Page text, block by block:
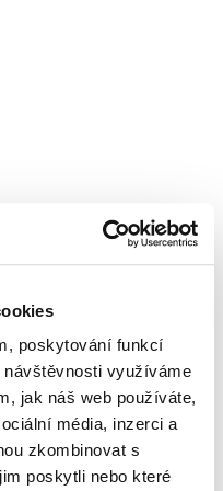
poskytování funkcí
využíváme
jak náš web používáte,
média, inzerci a
zkombinovat s
poskytli nebo které